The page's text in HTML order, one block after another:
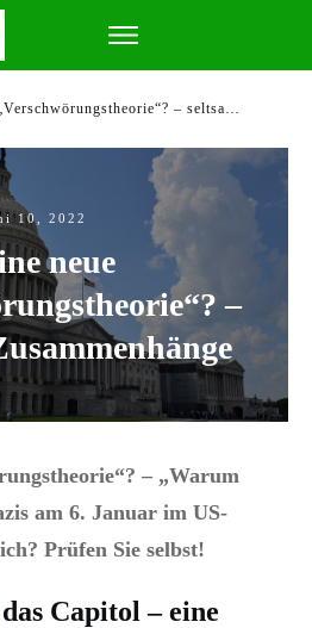
10, 2022
neue
–
– „Warum
am 6. Januar im US-
Prüfen Sie selbst!
Capitol – eine